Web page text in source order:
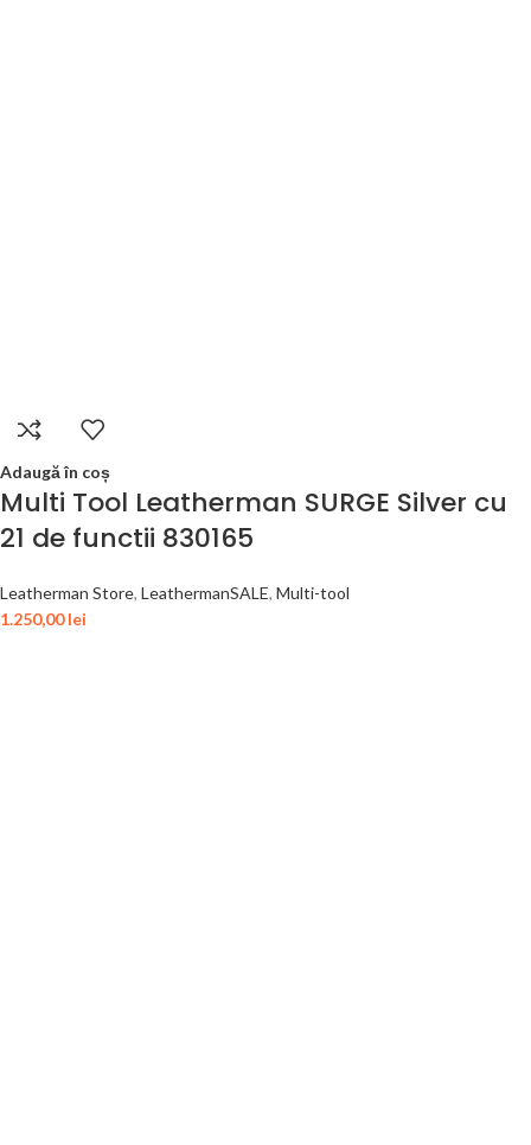
Adaugă în coș
Multi Tool Leatherman SURGE Silver cu
21 de functii 830165
Leatherman Store, LeathermanSALE, Multi-tool
1.250,00lei